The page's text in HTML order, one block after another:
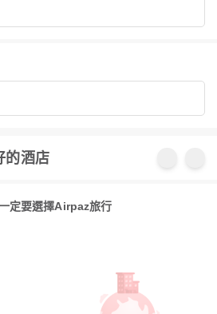
的酒店
定要選擇Airpaz旅行